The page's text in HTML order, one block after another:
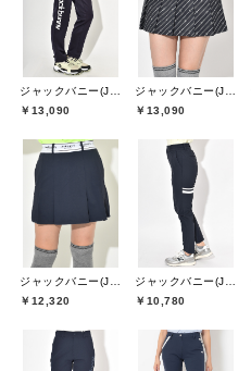
￥13,090
￥13,090
￥12,320
￥10,780